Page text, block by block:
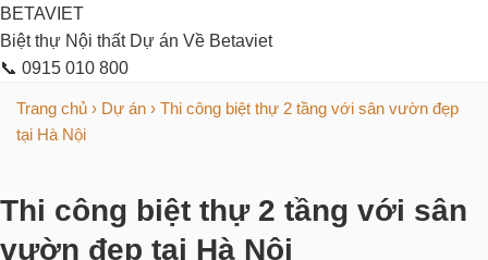
BETAVIET
Biệt thự Nội thất Dự án Về Betaviet
📞 0915 010 800
Trang chủ › Dự án › Thi công biệt thự 2 tầng với sân vườn đẹp
tại Hà Nội
Thi công biệt thự 2 tầng với sân
vườn đẹp tại Hà Nội